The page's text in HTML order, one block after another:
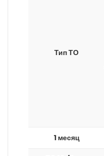
Тип ТО
1 месяц